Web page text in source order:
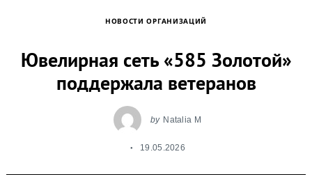
НОВОСТИ ОРГАНИЗАЦИЙ
Ювелирная сеть «585 Золотой»
поддержала ветеранов
by Natalia M
19.05.2026